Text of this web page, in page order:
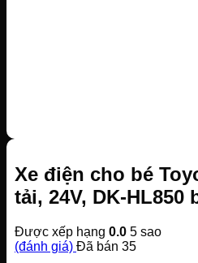
Xe điện cho bé
tải, 24V, DK-HL850
Được xếp hạng 0.0 5 sao
(đánh giá) Đã bán 35